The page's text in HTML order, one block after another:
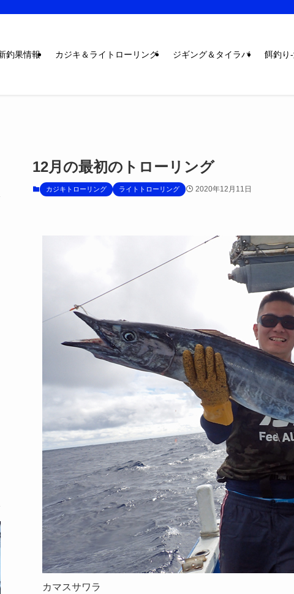
釣果情報 カジキ＆ライトローリング ジギング＆タイラバ 餌釣り
12月の最初のトローリング
カジキトローリング ライトトローリング 2020年12月11日
カマスサワラ